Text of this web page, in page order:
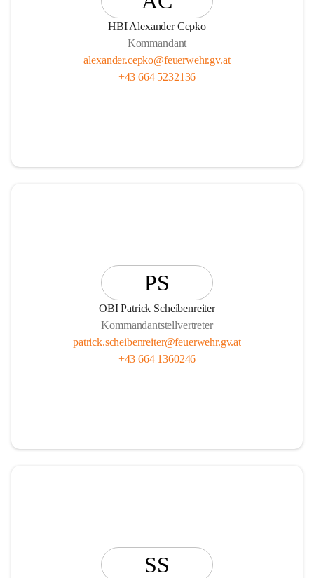
HBI Alexander Cepko
Kommandant
alexander.cepko@feuerwehr.gv.at
+43 664 5232136
PS
OBI Patrick Scheibenreiter
Kommandantstellvertreter
patrick.scheibenreiter@feuerwehr.gv.at
+43 664 1360246
SS